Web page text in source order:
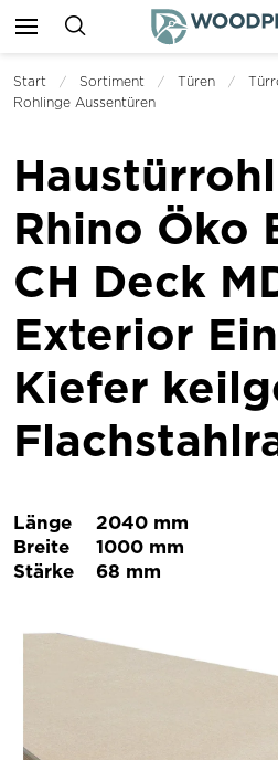
Start Sortiment Türen
Rohlinge Aussentüren
Rhino Öko
CH Deck
Exterior
Kiefer
Länge
2040 mm
Breite
1000 mm
Stärke
68 mm